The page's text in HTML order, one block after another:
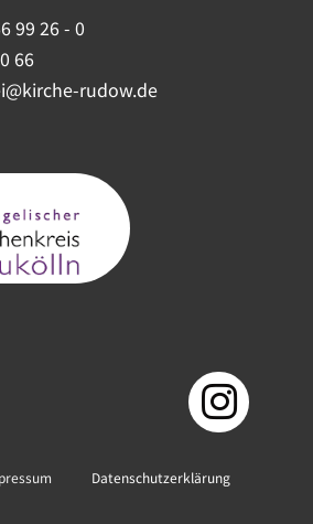
99 26 - 0
66
rudow.de
Datenschutzerklärung